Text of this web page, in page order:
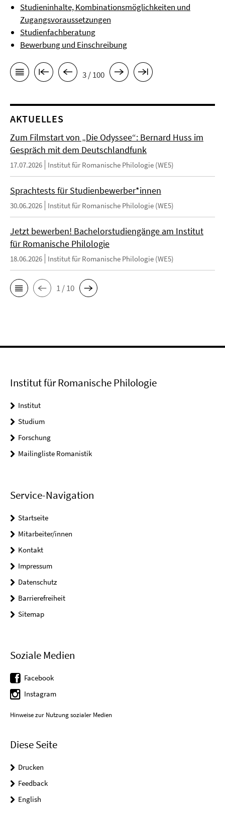
Studieninhalte, Kombinationsmöglichkeiten und
Zugangsvoraussetzungen
Studienfachberatung
Bewerbung und Einschreibung
3 / 100
AKTUELLES
Zum Filmstart von „Die Odyssee“: Bernard Huss im
Gespräch mit dem Deutschlandfunk
17.07.2026 Institut für Romanische Philologie (WE5)
Sprachtests für Studienbewerber*innen
30.06.2026 Institut für Romanische Philologie (WE5)
Jetzt bewerben! Bachelorstudiengänge am Institut
für Romanische Philologie
18.06.2026 Institut für Romanische Philologie (WE5)
1 / 10
Institut für Romanische Philologie
Institut
Studium
Forschung
Mailingliste Romanistik
Service-Navigation
Startseite
Mitarbeiter/innen
Kontakt
Impressum
Datenschutz
Barrierefreiheit
Sitemap
Soziale Medien
Facebook
Instagram
Hinweise zur Nutzung sozialer Medien
Diese Seite
Drucken
Feedback
English